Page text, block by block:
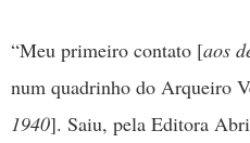
“Meu primeiro contato [aos
num quadrinho do Arqueiro
1940]. Saiu, pela Editora